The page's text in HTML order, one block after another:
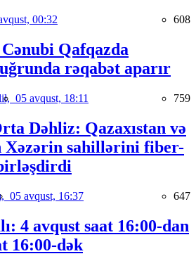
00:32 608
Qafqazda
rəqabət aparır
05 avqust, 18:11 759
Dəhliz: Qazaxıstan və
Xəzərin sahillərini fiber-
05 avqust, 16:37 647
4 avqust saat 16:00-dan
16:00-dək